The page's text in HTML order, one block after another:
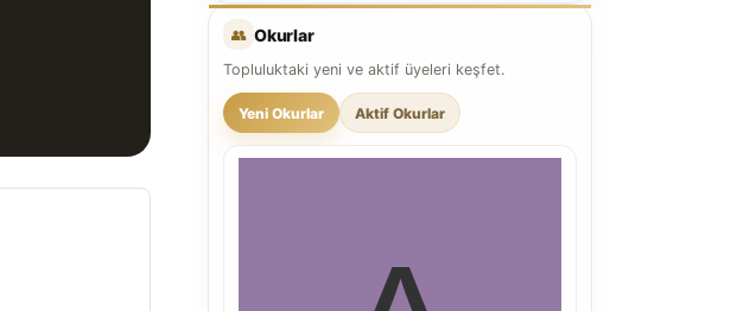
👥 Okurlar
Topluluktaki yeni ve aktif üyeleri keşfet.
Yeni Okurlar Aktif Okurlar